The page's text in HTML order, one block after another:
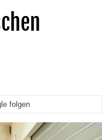
folgen